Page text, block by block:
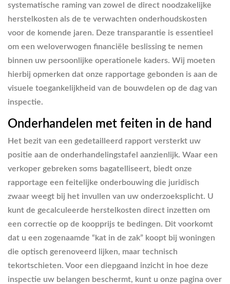
systematische raming van zowel de direct noodzakelijke
herstelkosten als de te verwachten onderhoudskosten
voor de komende jaren. Deze transparantie is essentieel
om een weloverwogen financiële beslissing te nemen
binnen uw persoonlijke operationele kaders. Wij moeten
hierbij opmerken dat onze rapportage gebonden is aan de
visuele toegankelijkheid van de bouwdelen op de dag van
inspectie.
Onderhandelen met feiten in de hand
Het bezit van een gedetailleerd rapport versterkt uw
positie aan de onderhandelingstafel aanzienlijk. Waar een
verkoper gebreken soms bagatelliseert, biedt onze
rapportage een feitelijke onderbouwing die juridisch
zwaar weegt bij het invullen van uw onderzoeksplicht. U
kunt de gecalculeerde herstelkosten direct inzetten om
een correctie op de koopprijs te bedingen. Dit voorkomt
dat u een zogenaamde “kat in de zak” koopt bij woningen
die optisch gerenoveerd lijken, maar technisch
tekortschieten. Voor een diepgaand inzicht in hoe deze
inspectie uw belangen beschermt, kunt u onze pagina over